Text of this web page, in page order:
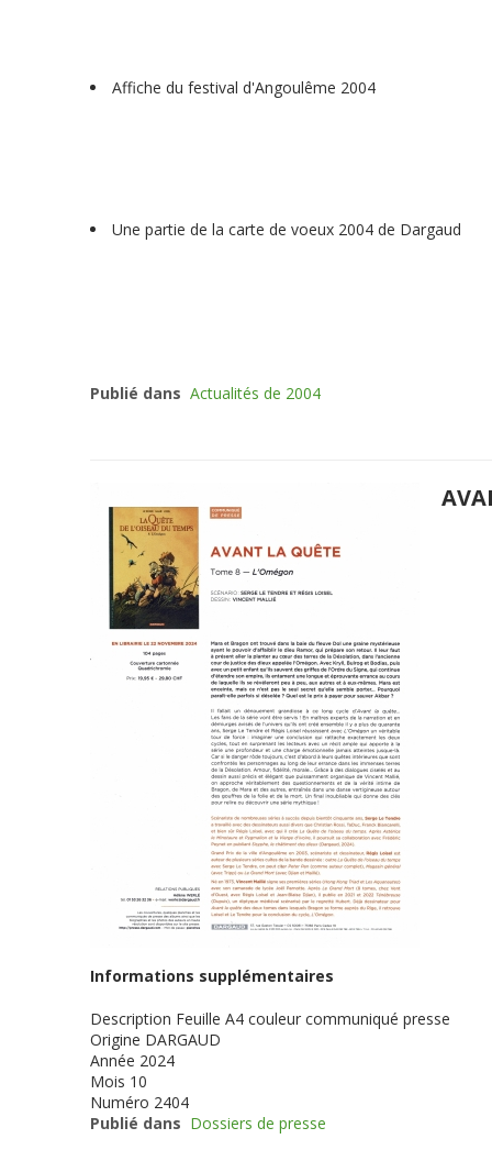
Affiche du festival d'Angoulême 2004
Une partie de la carte de voeux 2004 de Dargaud
Publié dans Actualités de 2004
Informations supplémentaires
Description Feuille A4 couleur communiqué presse
Origine DARGAUD
Année 2024
Mois 10
Numéro 2404
Publié dans Dossiers de presse